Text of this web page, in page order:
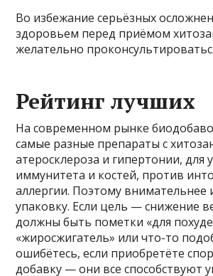
Во избежание серьёзных
здоровьем перед приёмом
желательно
Рейтинг лучших
На современном рынке
самые разные препараты с
атеросклероза и гипертонии, для
иммунитета и костей, против
аллергии. Поэтому внимательнее
упаковку. Если цель — снижение
должны быть пометки «для
«жиросжигатель» или что-то
ошибётесь, если приобретёте
добавку — они все способствуют